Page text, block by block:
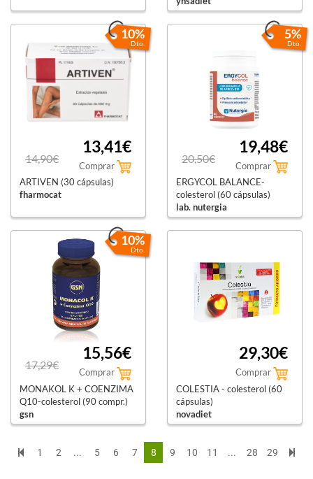
10%
Dto.
14,90€
13,41€
Comprar
ARTIVEN (30 cápsulas)
fharmocat
5%
Dto.
20,50€
19,48€
Comprar
ERGYCOL BALANCE-
colesterol (60 cápsulas)
lab. nutergia
10%
Dto.
17,29€
15,56€
Comprar
MONAKOL K + COENZIMA
Q10-colesterol (90 compr.)
gsn
29,30€
Comprar
COLESTIA - colesterol (60
cápsulas)
novadiet
1 2 ... 5 6 7 8 9 10 11 ... 28 29